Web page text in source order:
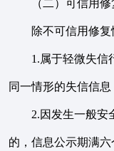
（二）可信用修
除不可信用修复
1.属于轻微失信行
同一情形的失信信息
2.因发生一般安全
的，信息公示期满